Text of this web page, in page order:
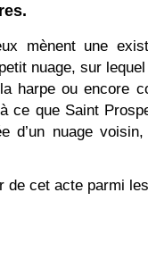
mènent une
nuage, sur
harpe ou encore
ce que Saint
d’un nuage
de cet acte parmi